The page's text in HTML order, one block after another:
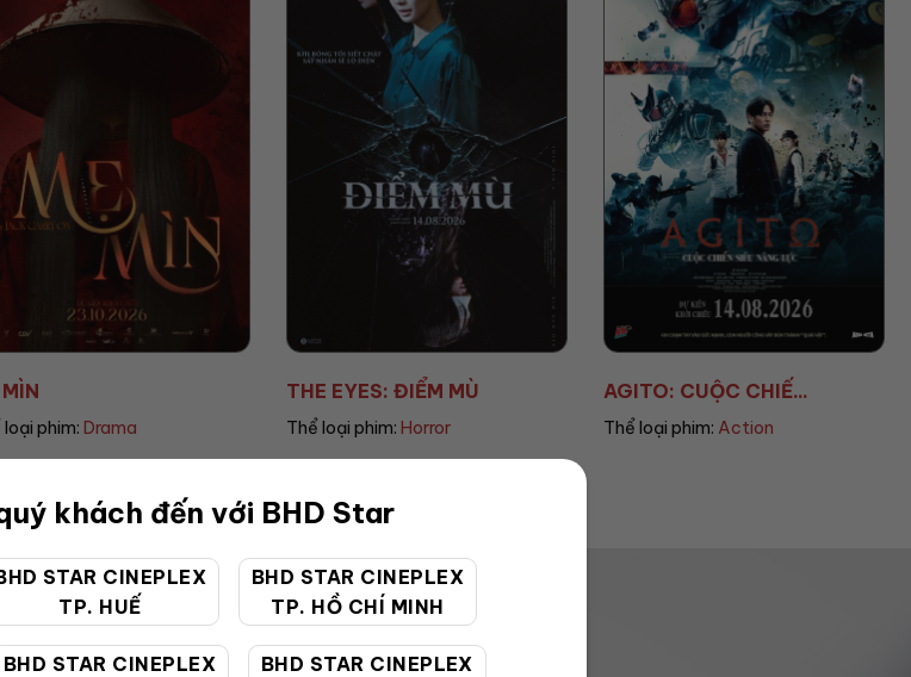
khách đến với BHD Star
STAR CINEPLEX
TP. HUẾ
BHD STAR CINEPLEX
TP. HỒ CHÍ MINH
BHD STAR CINEPLEX
BHD STAR CINEPLEX
EYES: ĐIỂM MÙ
loại phim:Horror
AGITO: CUỘC CHIẾ...
Thể loại phim:Action
AVENGERS: DOOMSD...
Thể loại phim:Sci-fi
ĐÃI ĐẶC BIỆT